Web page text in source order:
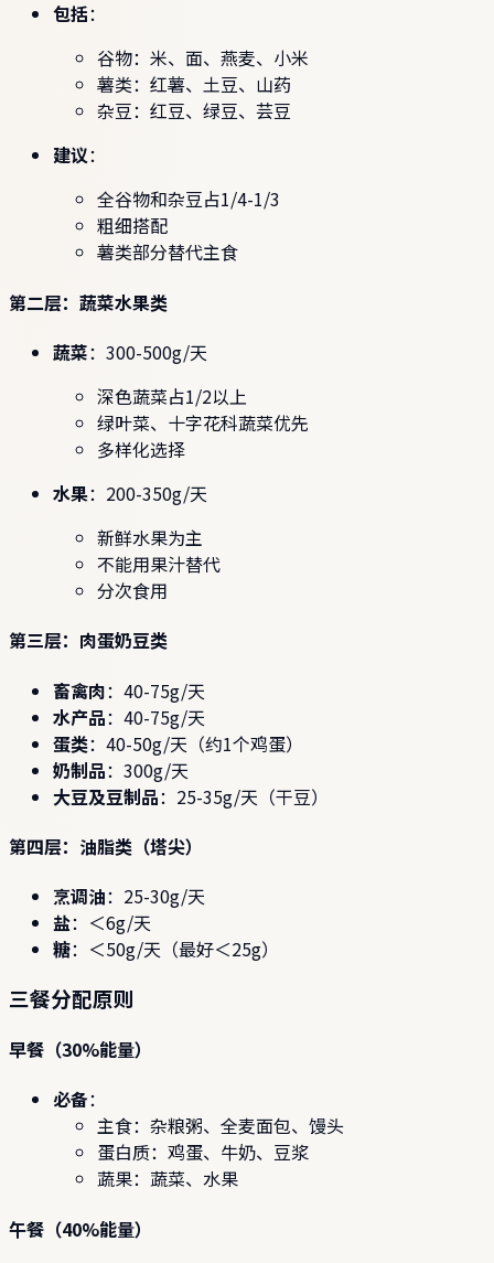
包括：
谷物：米、面、燕麦、小米
薯类：红薯、土豆、山药
杂豆：红豆、绿豆、芸豆
建议：
全谷物和杂豆占1/4-1/3
粗细搭配
薯类部分替代主食
第二层：蔬菜水果类
蔬菜：300-500g/天
深色蔬菜占1/2以上
绿叶菜、十字花科蔬菜优先
多样化选择
水果：200-350g/天
新鲜水果为主
不能用果汁替代
分次食用
第三层：肉蛋奶豆类
畜禽肉：40-75g/天
水产品：40-75g/天
蛋类：40-50g/天（约1个鸡蛋）
奶制品：300g/天
大豆及豆制品：25-35g/天（干豆）
第四层：油脂类（塔尖）
烹调油：25-30g/天
盐：＜6g/天
糖：＜50g/天（最好＜25g）
三餐分配原则
早餐（30%能量）
必备：
主食：杂粮粥、全麦面包、馒头
蛋白质：鸡蛋、牛奶、豆浆
蔬果：蔬菜、水果
午餐（40%能量）